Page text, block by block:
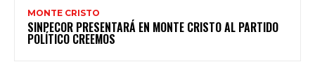
MONTE CRISTO
SINPECOR PRESENTARÁ EN MONTE CRISTO AL PARTIDO
POLÍTICO CREEMOS